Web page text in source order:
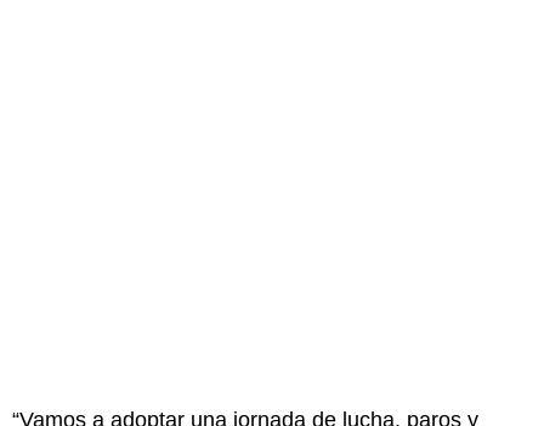
“Vamos a adoptar una jornada de lucha, paros y